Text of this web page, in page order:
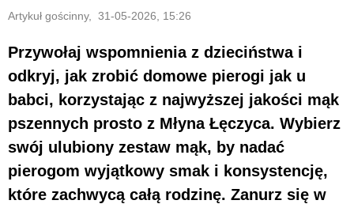
Artykuł gościnny, 31-05-2026, 15:26
Przywołaj wspomnienia z dzieciństwa i
odkryj, jak zrobić domowe pierogi jak u
babci, korzystając z najwyższej jakości mąk
pszennych prosto z Młyna Łęczyca. Wybierz
swój ulubiony zestaw mąk, by nadać
pierogom wyjątkowy smak i konsystencję,
które zachwycą całą rodzinę. Zanurz się w